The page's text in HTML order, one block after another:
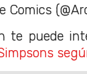
Comics
te puede